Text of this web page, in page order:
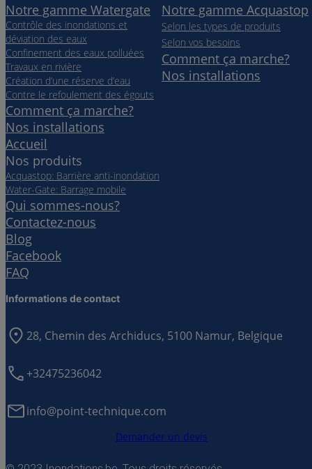
Notre gamme Watergate
Contrôle des inondations et
déviation des eaux
Confinement des eaux polluées
Travaux en rivière
Création d’une réserve d’eau
Contre le refoulement des égouts
Comment ça marche?
Nos installations
Notre gamme Acquastop
Selon les types de produits
Selon vos besoins
Comment ça marche?
Nos installations
Accueil
Nos produits
Acquastop: Barrière anti-inondation
Water-Gate: Barrage mobile
Qui sommes-nous?
Contactez-nous
Blog
Facebook
FAQ
Informations de contact
28, Chemin des Archiducs, 5100 Namur, Belgique
+32475236042
info@point-technique.com
Demander un devis